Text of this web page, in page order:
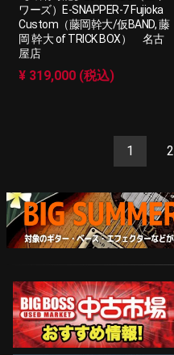
ワーズ）E-SNAPPER-7 Fujioka
Custom（藤岡幹大/仮BAND, 藤
岡 幹大 of TRICK BOX） 名古
屋店
¥ 319,000 (税込)
1 2